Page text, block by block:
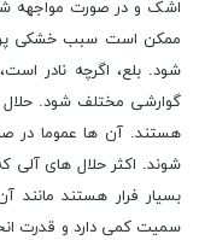
اشک و در صورت مواجهه
ممکن است سبب خشکی
شود. بلع، اگرچه نادر
گوارشی مختلف شود. حلال
هستند. آن ها عموما در
‌شوند. اکثر حلال‌ های آلی
بسیار فرار هستند
سمیت کمی دارد و قدرت